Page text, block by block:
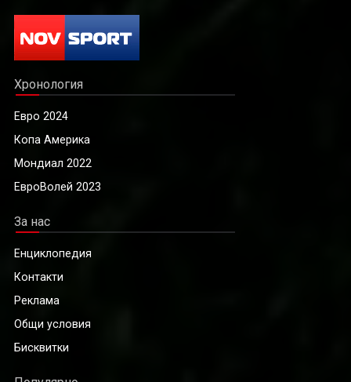
Хронология
Евро 2024
Копа Америка
Мондиал 2022
ЕвроВолей 2023
За нас
Енциклопедия
Контакти
Реклама
Общи условия
Бисквитки